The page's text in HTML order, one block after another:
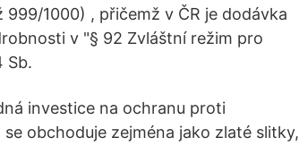
1000) , přičemž v ČR je dodávka
v "§ 92 Zvláštní režim pro
Sb.
investice na ochranu proti
obchoduje zejména jako zlaté slitky,